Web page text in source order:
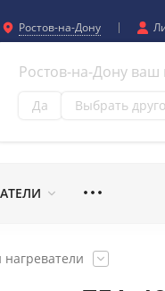
Ростов-на-Дону
Ростов-на-Дону ваш
Да Выбрать